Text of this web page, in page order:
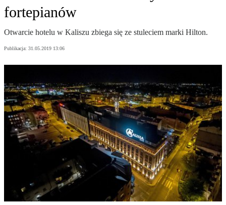
fortepianów
Otwarcie hotelu w Kaliszu zbiega się ze stuleciem marki Hilton.
Publikacja: 31.05.2019 13:06